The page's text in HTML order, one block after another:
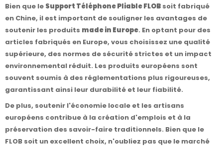
Bien que le Support Téléphone Pliable FLOB soit fabriqué
en Chine, il est important de souligner les avantages de
soutenir les produits made in Europe. En optant pour des
articles fabriqués en Europe, vous choisissez une qualité
supérieure, des normes de sécurité strictes et un impact
environnemental réduit. Les produits européens sont
souvent soumis à des réglementations plus rigoureuses,
garantissant ainsi leur durabilité et leur fiabilité.
De plus, soutenir l'économie locale et les artisans
européens contribue à la création d'emplois et à la
préservation des savoir-faire traditionnels. Bien que le
FLOB soit un excellent choix, n'oubliez pas que le marché